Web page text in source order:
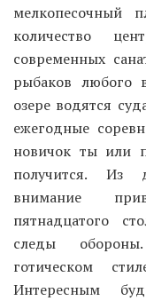
мелкопесочный
количество
современных
рыбаков любого
озере водятся
ежегодные
новичок ты или
получится. Из
внимание
пятнадцатого
следы
готическом
Интересным